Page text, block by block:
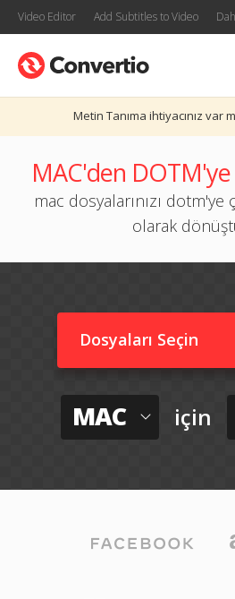
Video Editor Add Subtitles to Video
Metin Tanıma ihtiyacınız var
MAC'den
mac dosyalarınızı
olarak
Dosyaları Seçin
MAC için